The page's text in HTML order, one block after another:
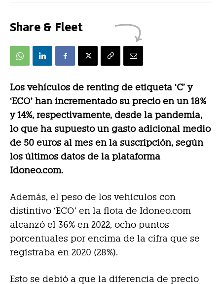
Share & Fleet
Los vehículos de renting de etiqueta ‘C’ y
‘ECO’ han incrementado su precio en un 18%
y 14%, respectivamente, desde la pandemia,
lo que ha supuesto un gasto adicional medio
de 50 euros al mes en la suscripción, según
los últimos datos de la plataforma
Idoneo.com.
Además, el peso de los vehículos con
distintivo ‘ECO’ en la flota de Idoneo.com
alcanzó el 36% en 2022, ocho puntos
porcentuales por encima de la cifra que se
registraba en 2020 (28%).
Esto se debió a que la diferencia de precio